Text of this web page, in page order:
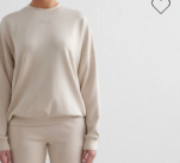
verlanglijstje